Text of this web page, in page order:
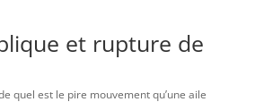
et rupture de
quel est le pire mouvement qu’une aile